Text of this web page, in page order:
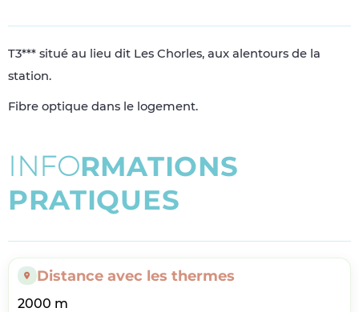
T3*** situé au lieu dit Les Chorles, aux alentours de la
station.
Fibre optique dans le logement.
INFORMATIONS
PRATIQUES
Distance avec les thermes
2000 m